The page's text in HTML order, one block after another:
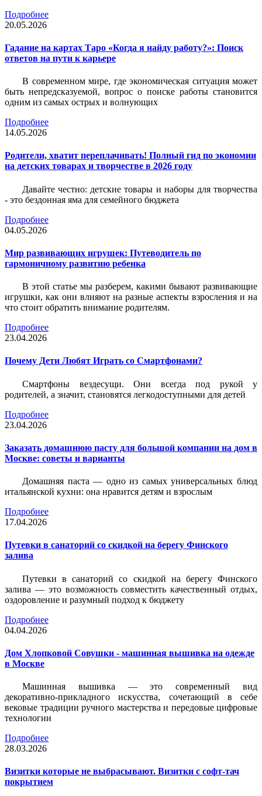
Подробнее
20.05.2026
Гадание на картах Таро «Когда я найду работу?»: Поиск
ответов на пути к карьере
В современном мире, где экономическая ситуация может
быть непредсказуемой, вопрос о поиске работы становится
одним из самых острых и волнующих
Подробнее
14.05.2026
Родители, хватит переплачивать! Полный гид по экономии
на детских товарах и творчестве в 2026 году
Давайте честно: детские товары и наборы для творчества
- это бездонная яма для семейного бюджета
Подробнее
04.05.2026
Мир развивающих игрушек: Путеводитель по
гармоничному развитию ребенка
В этой статье мы разберем, какими бывают развивающие
игрушки, как они влияют на разные аспекты взросления и на
что стоит обратить внимание родителям.
Подробнее
23.04.2026
Почему Дети Любят Играть со Смартфонами?
Смартфоны вездесущи. Они всегда под рукой у
родителей, а значит, становятся легкодоступными для детей
Подробнее
23.04.2026
Заказать домашнюю пасту для большой компании на дом в
Москве: советы и варианты
Домашняя паста — одно из самых универсальных блюд
итальянской кухни: она нравится детям и взрослым
Подробнее
17.04.2026
Путевки в санаторий со скидкой на берегу Финского
залива
Путевки в санаторий со скидкой на берегу Финского
залива — это возможность совместить качественный отдых,
оздоровление и разумный подход к бюджету
Подробнее
04.04.2026
Дом Хлопковой Совушки - машинная вышивка на одежде
в Москве
Машинная вышивка — это современный вид
декоративно-прикладного искусства, сочетающий в себе
вековые традиции ручного мастерства и передовые цифровые
технологии
Подробнее
28.03.2026
Визитки которые не выбрасывают. Визитки с софт-тач
покрытием